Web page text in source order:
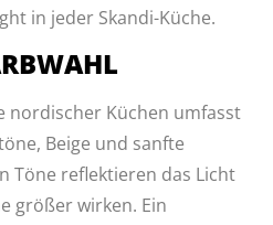
in jeder Skandi-Küche.
nordischer Küchen umfasst
Beige und sanfte
Töne reflektieren das Licht
größer wirken. Ein